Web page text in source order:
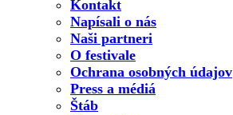
Kontakt
Napísali o nás
Naši partneri
O festivale
Ochrana osobných údajov
Press a médiá
Štáb